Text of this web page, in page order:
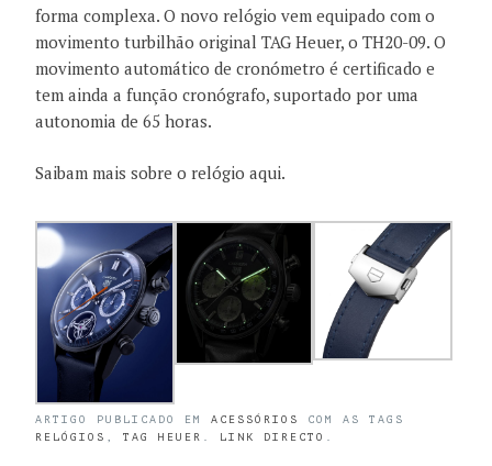
forma complexa. O novo relógio vem equipado com o
movimento turbilhão original TAG Heuer, o TH20-09. O
movimento automático de cronómetro é certificado e
tem ainda a função cronógrafo, suportado por uma
autonomia de 65 horas.
Saibam mais sobre o relógio aqui.
ARTIGO PUBLICADO EM ACESSÓRIOS
COM AS TAGS
RELÓGIOS , TAG HEUER . LINK DIRECTO .